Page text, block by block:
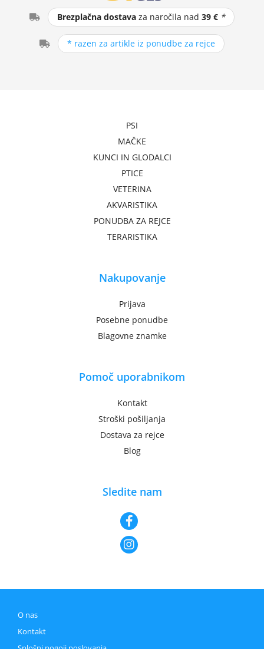
Brezplačna dostava za naročila nad39 € *
* razen za artikle iz ponudbe za rejce
PSI
MAČKE
KUNCI IN GLODALCI
PTICE
VETERINA
AKVARISTIKA
PONUDBA ZA REJCE
TERARISTIKA
Nakupovanje
Prijava
Posebne ponudbe
Blagovne znamke
Pomoč uporabnikom
Kontakt
Stroški pošiljanja
Dostava za rejce
Blog
Sledite nam
O nas
Kontakt